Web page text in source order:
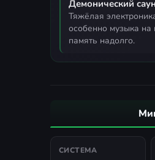
Демонический
тяжёлая электроника на боссах попадает идеально,
особенно музыка на
память надолго.
СИСТЕМА